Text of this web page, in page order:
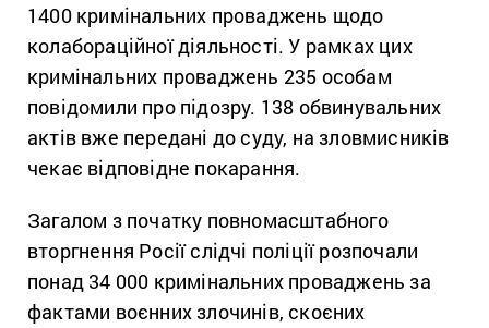
1400 кримінальних проваджень щодо
колабораційної діяльності. У рамках цих
кримінальних проваджень 235 особам
повідомили про підозру. 138 обвинувальних
актів вже передані до суду, на зловмисників
чекає відповідне покарання.
Загалом з початку повномасштабного
вторгнення Росії слідчі поліції розпочали
понад 34 000 кримінальних проваджень за
фактами воєнних злочинів, скоєних